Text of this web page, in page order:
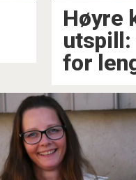
Høyre
utspill:
for